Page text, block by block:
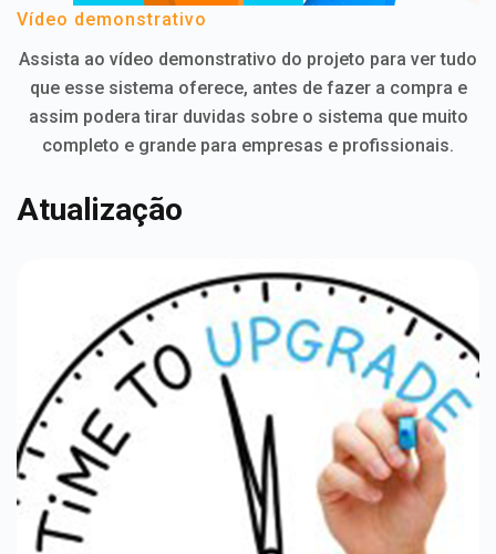
Vídeo demonstrativo
Assista ao vídeo demonstrativo do projeto para ver tudo
que esse sistema oferece, antes de fazer a compra e
assim podera tirar duvidas sobre o sistema que muito
completo e grande para empresas e profissionais.
Atualização